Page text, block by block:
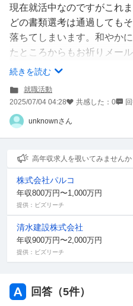
現在就活中なのですがこれ
どの書類選考は通過しても
落ちてしまいます。和やか
たところからもお祈りメー
あと少しであるのですが自
た」「敬語が下手（しまし
がいい？）」「ポートフォ
改善点なのかなと思いました
そこで、デザイナー職に就
ク）や、既に内定をいただ
面接で意識したこと、採用
己紹介でのアピールについ
ォリオで工夫した点もあれ
第一志望に絶対内定をいた
す。
続きを読む
就職活動
2025/07/04 04:28
共感した： 0
unknownさん
高年収求人を覗いてみませんか
株式会社パルコ
年収800万円〜1,000万円
提供：ビズリーチ
清水建設株式会社
年収900万円〜2,000万円
提供：ビズリーチ
回答（5件）